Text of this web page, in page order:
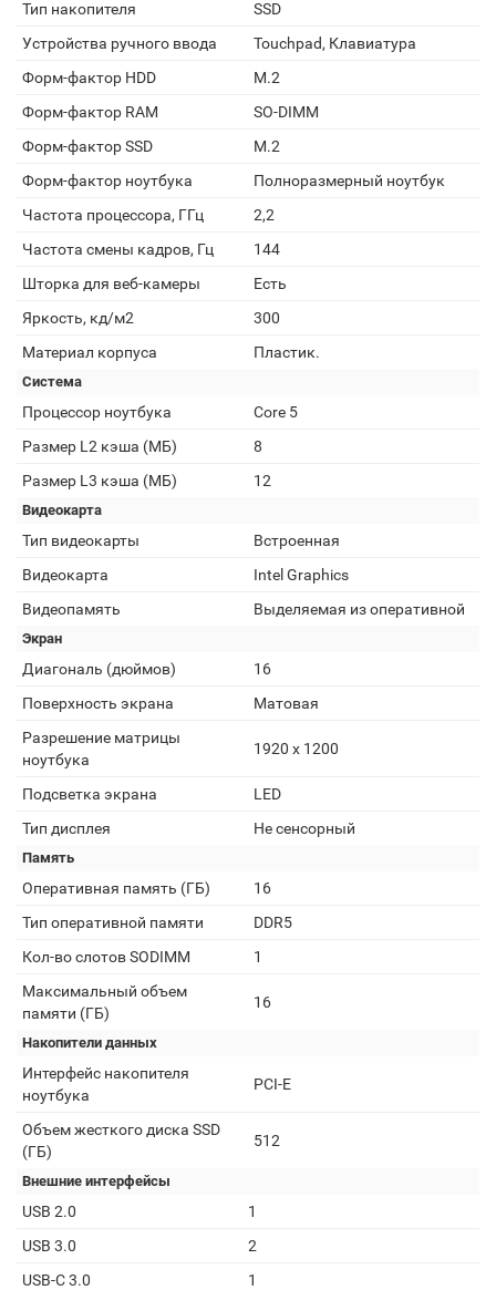
Тип накопителя
SSD
Устройства ручного ввода
Touchpad, Клавиатура
Форм-фактор HDD
M.2
Форм-фактор RAM
SO-DIMM
Форм-фактор SSD
M.2
Форм-фактор ноутбука
Полноразмерный ноутбук
Частота процессора, ГГц
2,2
Частота смены кадров, Гц
144
Шторка для веб-камеры
Есть
Яркость, кд/м2
300
Материал корпуса
Пластик.
Система
Процессор ноутбука
Core 5
Размер L2 кэша (МБ)
8
Размер L3 кэша (МБ)
12
Видеокарта
Тип видеокарты
Встроенная
Видеокарта
Intel Graphics
Видеопамять
Выделяемая из оперативной
Экран
Диагональ (дюймов)
16
Поверхность экрана
Матовая
Разрешение матрицы
ноутбука
1920 x 1200
Подсветка экрана
LED
Тип дисплея
Не сенсорный
Память
Оперативная память (ГБ)
16
Тип оперативной памяти
DDR5
Кол-во слотов SODIMM
1
Максимальный объем
памяти (ГБ)
16
Накопители данных
Интерфейс накопителя
ноутбука
PCI-E
Объем жесткого диска SSD
(ГБ)
512
Внешние интерфейсы
USB 2.0
1
USB 3.0
2
USB-C 3.0
1